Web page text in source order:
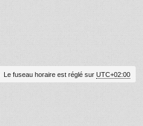
Le fuseau horaire est réglé sur UTC+02:00